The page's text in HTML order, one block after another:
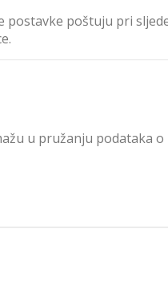
postavke poštuju pri
u pružanju podataka